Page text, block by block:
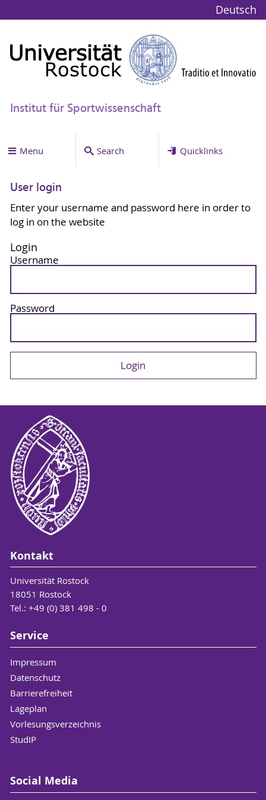
Deutsch
Institut für Sportwissenschaft
Menu Search Quicklinks
User login
Enter your username and password here in order to
log in on the website
Login
Username
Password
Kontakt
Universität Rostock
18051 Rostock
Tel.: +49 (0) 381 498 - 0
Service
Impressum
Datenschutz
Barrierefreiheit
Lageplan
Vorlesungsverzeichnis
StudIP
Social Media